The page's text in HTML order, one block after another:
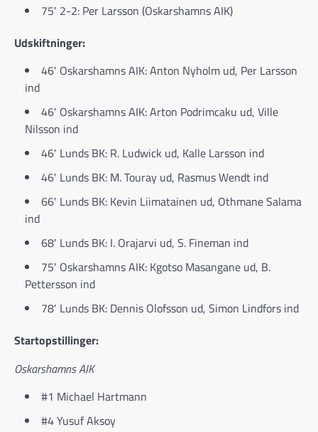
75′ 2-2: Per Larsson (Oskarshamns AIK)
Udskiftninger:
46′ Oskarshamns AIK: Anton Nyholm ud, Per Larsson
ind
46′ Oskarshamns AIK: Arton Podrimcaku ud, Ville
Nilsson ind
46′ Lunds BK: R. Ludwick ud, Kalle Larsson ind
46′ Lunds BK: M. Touray ud, Rasmus Wendt ind
66′ Lunds BK: Kevin Liimatainen ud, Othmane Salama
ind
68′ Lunds BK: I. Orajarvi ud, S. Fineman ind
75′ Oskarshamns AIK: Kgotso Masangane ud, B.
Pettersson ind
78′ Lunds BK: Dennis Olofsson ud, Simon Lindfors ind
Startopstillinger:
Oskarshamns AIK
#1 Michael Hartmann
#4 Yusuf Aksoy